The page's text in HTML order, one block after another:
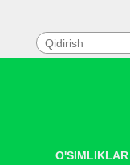
O'SIMLIKLAR